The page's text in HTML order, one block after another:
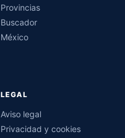
Provincias
Buscador
México
LEGAL
Aviso legal
Privacidad y cookies